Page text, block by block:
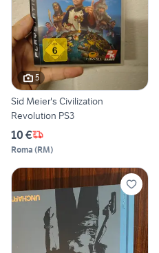
5
Sid Meier's Civilization
Revolution PS3
10 €
Roma (RM)